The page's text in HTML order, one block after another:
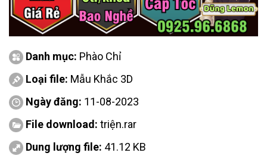
Danh mục: Phào Chỉ
Loại file: Mẫu Khắc 3D
Ngày đăng: 11-08-2023
File download: triện.rar
Dung lượng file: 41.12 KB